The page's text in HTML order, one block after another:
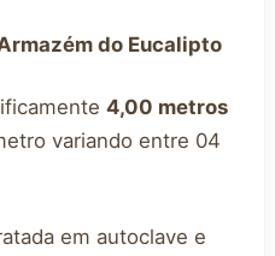
do Eucalipto
4,00 metros
variando entre 04
em autoclave e